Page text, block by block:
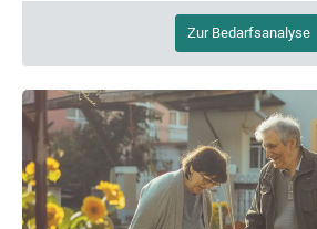
Zur Bedarfsanalyse